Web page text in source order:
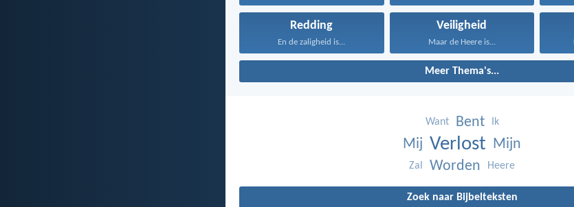
Redding
En de zaligheid is...
Veiligheid
Maar de Heere is...
Meer Thema's...
Want Bent Ik
Mij Verlost Mijn
Zal Worden Heere
Zoek naar Bijbelteksten